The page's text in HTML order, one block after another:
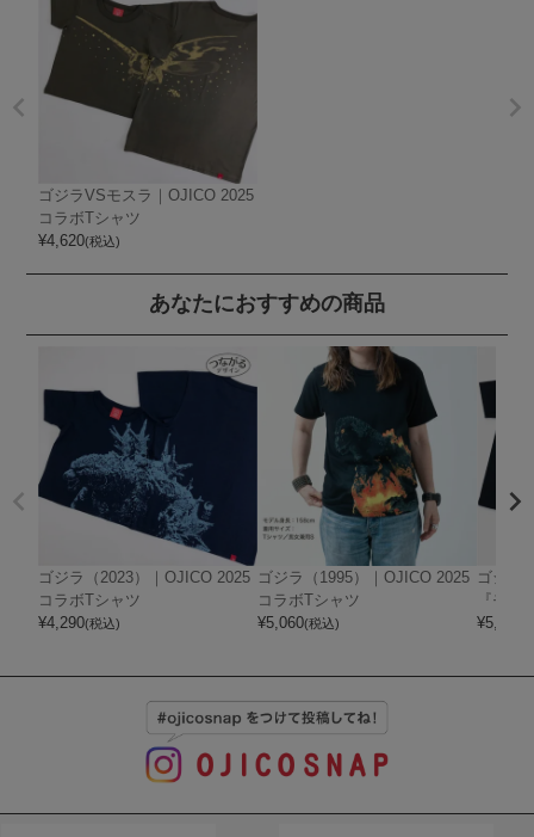
ゴジラVSモスラ｜OJICO 2025
コラボTシャツ
¥4,620(税込)
あなたにおすすめの商品
ゴジラ（2023）｜OJICO 2025
コラボTシャツ
¥4,290(税込)
ゴジラ（1995）｜OJICO 2025
コラボTシャツ
¥5,060(税込)
ゴジラ
『モン
¥5,060